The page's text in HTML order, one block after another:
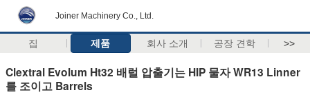
Joiner Machinery Co., Ltd.
집 제품 회사 소개 공장 견학 >>
Clextral Evolum Ht32 배럴 압출기는 HIP 물자 WR13 Linner
를 조이고 Barrels